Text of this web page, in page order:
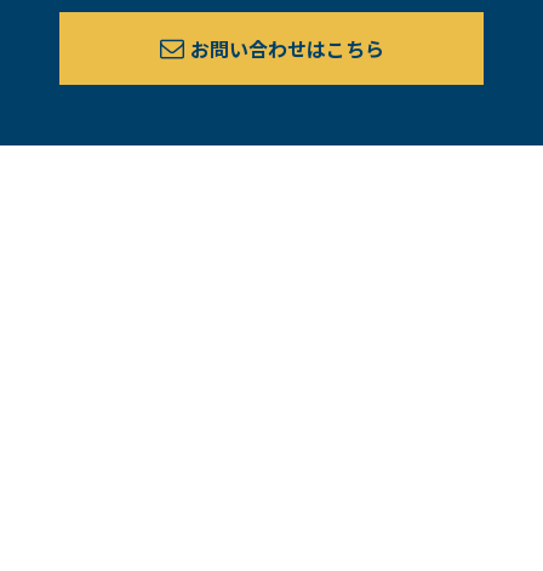
お問い合わせはこちら